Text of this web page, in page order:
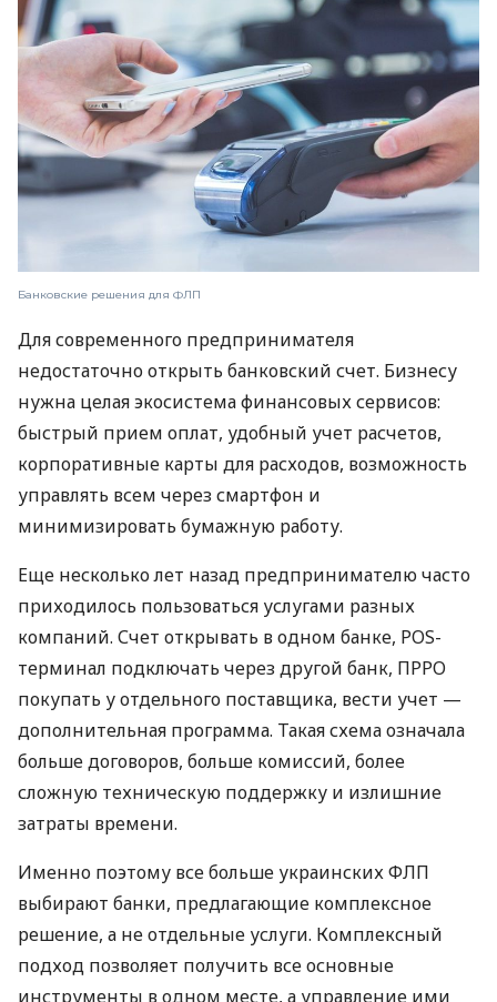
Банковские решения для ФЛП
Для современного предпринимателя
недостаточно открыть банковский счет. Бизнесу
нужна целая экосистема финансовых сервисов:
быстрый прием оплат, удобный учет расчетов,
корпоративные карты для расходов, возможность
управлять всем через смартфон и
минимизировать бумажную работу.
Еще несколько лет назад предпринимателю часто
приходилось пользоваться услугами разных
компаний. Счет открывать в одном банке, POS-
терминал подключать через другой банк, ПРРО
покупать у отдельного поставщика, вести учет —
дополнительная программа. Такая схема означала
больше договоров, больше комиссий, более
сложную техническую поддержку и излишние
затраты времени.
Именно поэтому все больше украинских ФЛП
выбирают банки, предлагающие комплексное
решение, а не отдельные услуги. Комплексный
подход позволяет получить все основные
инструменты в одном месте, а управление ими